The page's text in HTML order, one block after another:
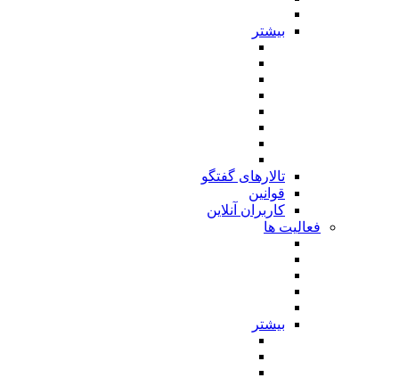
بیشتر
تالارهای گفتگو
قوانین
کاربران آنلاین
فعالیت ها
بیشتر